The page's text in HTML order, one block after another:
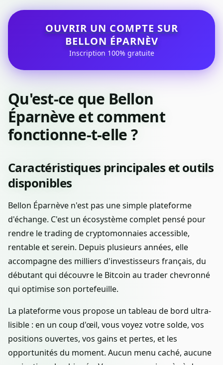
OUVRIR UN COMPTE SUR
BELLON ÉPARNÈV
Inscription 100% gratuite
Qu'est-ce que Bellon
Éparnève et comment
fonctionne-t-elle ?
Caractéristiques principales et outils
disponibles
Bellon Éparnève n'est pas une simple plateforme
d'échange. C'est un écosystème complet pensé pour
rendre le trading de cryptomonnaies accessible,
rentable et serein. Depuis plusieurs années, elle
accompagne des milliers d'investisseurs français, du
débutant qui découvre le Bitcoin au trader chevronné
qui optimise son portefeuille.
La plateforme vous propose un tableau de bord ultra-
lisible : en un coup d'œil, vous voyez votre solde, vos
positions ouvertes, vos gains et pertes, et les
opportunités du moment. Aucun menu caché, aucune